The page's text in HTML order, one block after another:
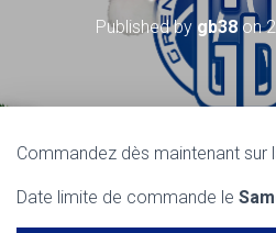
Published by gb38on
Commandez dès maintenant sur
Date limite de commande le